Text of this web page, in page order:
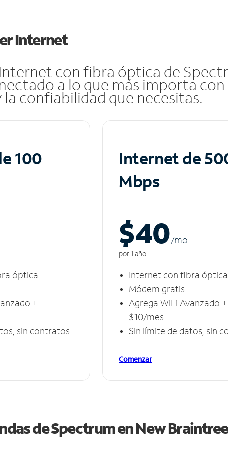
Internet
con fibra óptica de
a lo que más importa con
la confiabilidad que necesitas.
100
óptica
+
sin contratos
Internet de
Mbps
$40/mo
por 1 año
Internet con fibra óptica
Módem gratis
Agrega WiFi Avanzado +
$10/mes
Sin límite de datos, sin
Comenzar
de Spectrum enNew Braintree